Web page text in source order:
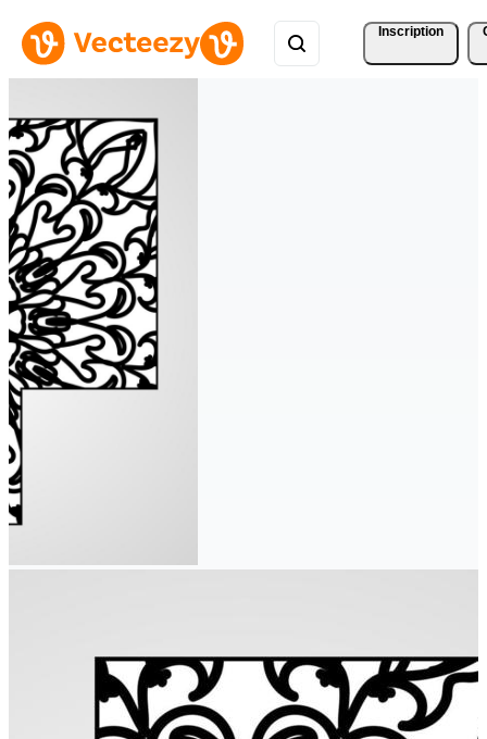
Inscription